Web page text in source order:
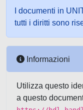
I documenti in
tutti i diritti sono
Informazioni
Utilizza questo
a questo